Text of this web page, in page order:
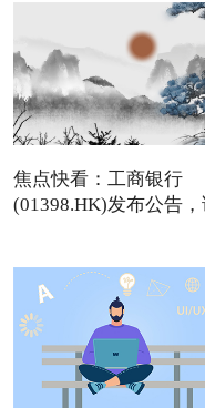
焦点快看：工商银行
(01398.HK)发布公告